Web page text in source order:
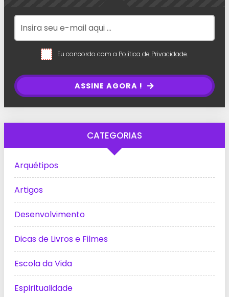
Eu concordo com a Política de Privacidade.
ASSINE AGORA !
CATEGORIAS
Arquétipos
Artigos
Desenvolvimento
Dicas de Livros e Filmes
Escola da Vida
Espiritualidade